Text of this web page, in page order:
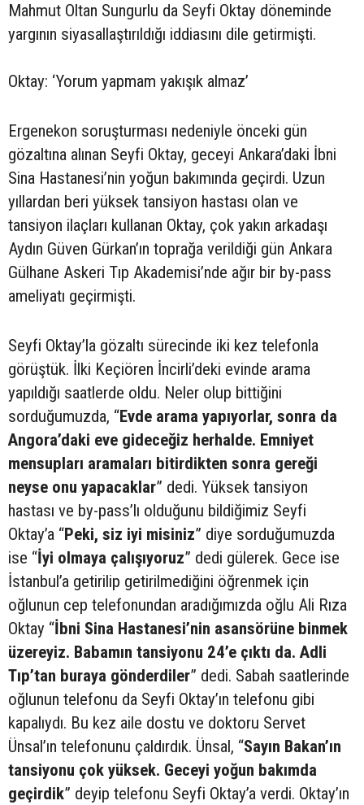
Mahmut Oltan Sungurlu da Seyfi Oktay döneminde
yargının siyasallaştırıldığı iddiasını dile getirmişti.
Oktay: ‘Yorum yapmam yakışık almaz’
Ergenekon soruşturması nedeniyle önceki gün
gözaltına alınan Seyfi Oktay, geceyi Ankara’daki İbni
Sina Hastanesi’nin yoğun bakımında geçirdi. Uzun
yıllardan beri yüksek tansiyon hastası olan ve
tansiyon ilaçları kullanan Oktay, çok yakın arkadaşı
Aydın Güven Gürkan’ın toprağa verildiği gün Ankara
Gülhane Askeri Tıp Akademisi’nde ağır bir by-pass
ameliyatı geçirmişti.
Seyfi Oktay’la gözaltı sürecinde iki kez telefonla
görüştük. İlki Keçiören İncirli’deki evinde arama
yapıldığı saatlerde oldu. Neler olup bittiğini
sorduğumuzda, “Evde arama yapıyorlar, sonra da
Angora’daki eve gideceğiz herhalde. Emniyet
mensupları aramaları bitirdikten sonra gereği
neyse onu yapacaklar” dedi. Yüksek tansiyon
hastası ve by-pass’lı olduğunu bildiğimiz Seyfi
Oktay’a “Peki, siz iyi misiniz” diye sorduğumuzda
ise “İyi olmaya çalışıyoruz” dedi gülerek. Gece ise
İstanbul’a getirilip getirilmediğini öğrenmek için
oğlunun cep telefonundan aradığımızda oğlu Ali Rıza
Oktay “İbni Sina Hastanesi’nin asansörüne binmek
üzereyiz. Babamın tansiyonu 24’e çıktı da. Adli
Tıp’tan buraya gönderdiler” dedi. Sabah saatlerinde
oğlunun telefonu da Seyfi Oktay’ın telefonu gibi
kapalıydı. Bu kez aile dostu ve doktoru Servet
Ünsal’ın telefonunu çaldırdık. Ünsal, “Sayın Bakan’ın
tansiyonu çok yüksek. Geceyi yoğun bakımda
geçirdik” deyip telefonu Seyfi Oktay’a verdi. Oktay’ın